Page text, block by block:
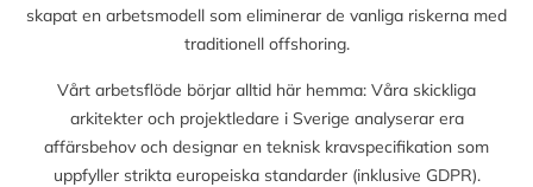
skapat en arbetsmodell som eliminerar de vanliga riskerna med
traditionell offshoring.
Vårt arbetsflöde börjar alltid här hemma: Våra skickliga
arkitekter och projektledare i Sverige analyserar era
affärsbehov och designar en teknisk kravspecifikation som
uppfyller strikta europeiska standarder (inklusive GDPR).